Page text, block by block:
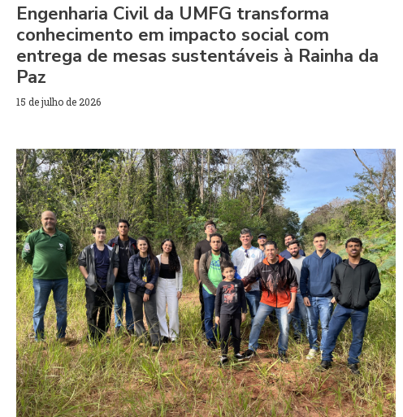
Engenharia Civil da UMFG transforma
conhecimento em impacto social com
entrega de mesas sustentáveis à Rainha da
Paz
15 de julho de 2026